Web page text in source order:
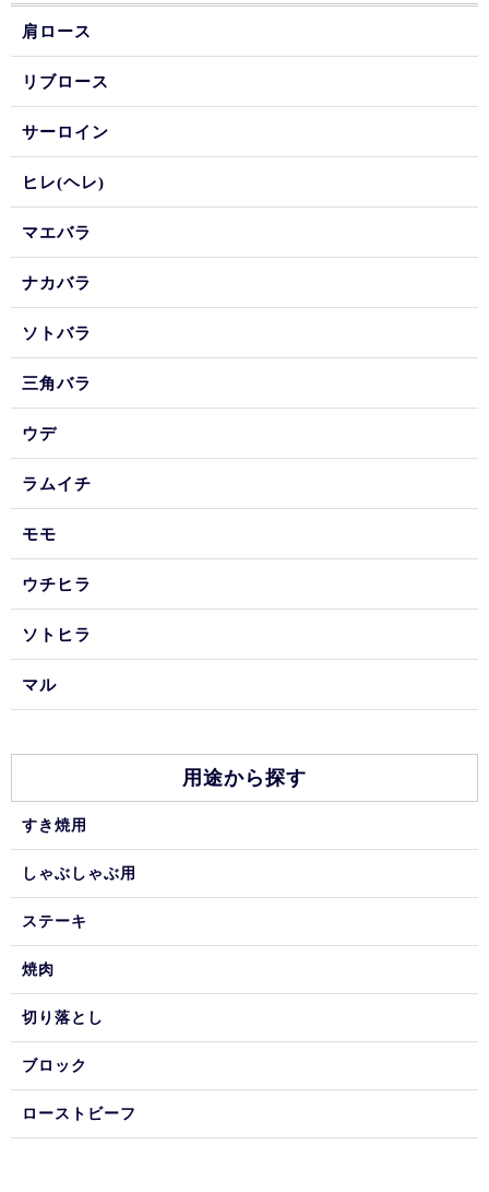
肩ロース
リブロース
サーロイン
ヒレ(ヘレ)
マエバラ
ナカバラ
ソトバラ
三角バラ
ウデ
ラムイチ
モモ
ウチヒラ
ソトヒラ
マル
用途から探す
すき焼用
しゃぶしゃぶ用
ステーキ
焼肉
切り落とし
ブロック
ローストビーフ